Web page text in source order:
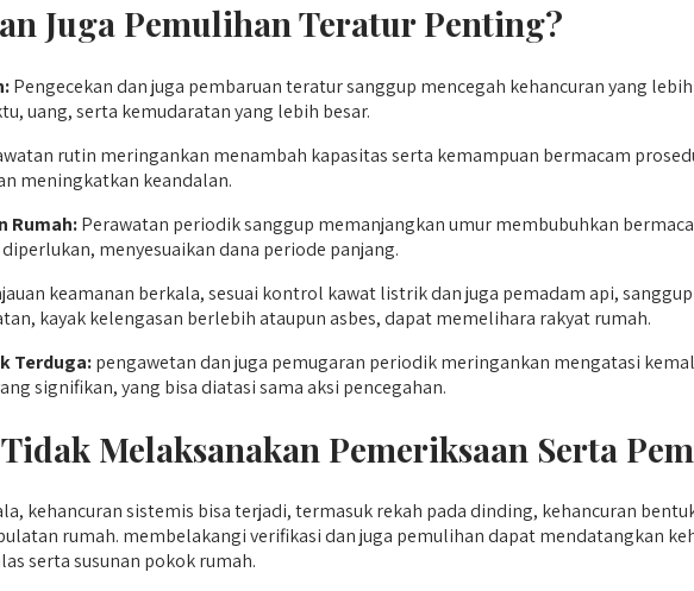
Juga Pemulihan Teratur Penting?
Pengecekan dan juga pembaruan teratur sanggup mencegah kehancuran yang
uang, serta kemudaratan yang lebih besar.
rutin meringankan menambah kapasitas serta kemampuan bermacam
meningkatkan keandalan.
Rumah:Perawatan periodik sanggup memanjangkan umur membubuhkan
menyesuaikan dana periode panjang.
keamanan berkala, sesuai kontrol kawat listrik dan juga pemadam api,
kayak kelengasan berlebih ataupun asbes, dapat memelihara rakyat rumah.
Terduga:pengawetan dan juga pemugaran periodik meringankan mengatasi
signifikan, yang bisa diatasi sama aksi pencegahan.
Melaksanakan Pemeriksaan Serta
kehancuran sistemis bisa terjadi, termasuk rekah pada dinding, kehancuran
rumah. membelakangi verifikasi dan juga pemulihan dapat mendatangkan
serta susunan pokok rumah.